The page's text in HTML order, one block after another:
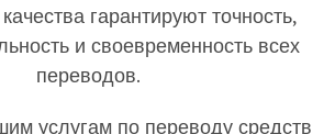
гарантируют точность,
и своевременность всех
переводов.
услугам по переводу средств